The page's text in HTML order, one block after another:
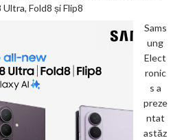
Ultra, Fold8 și Flip8
Sams
ung
Elect
ronic
s a
preze
ntat
astăz